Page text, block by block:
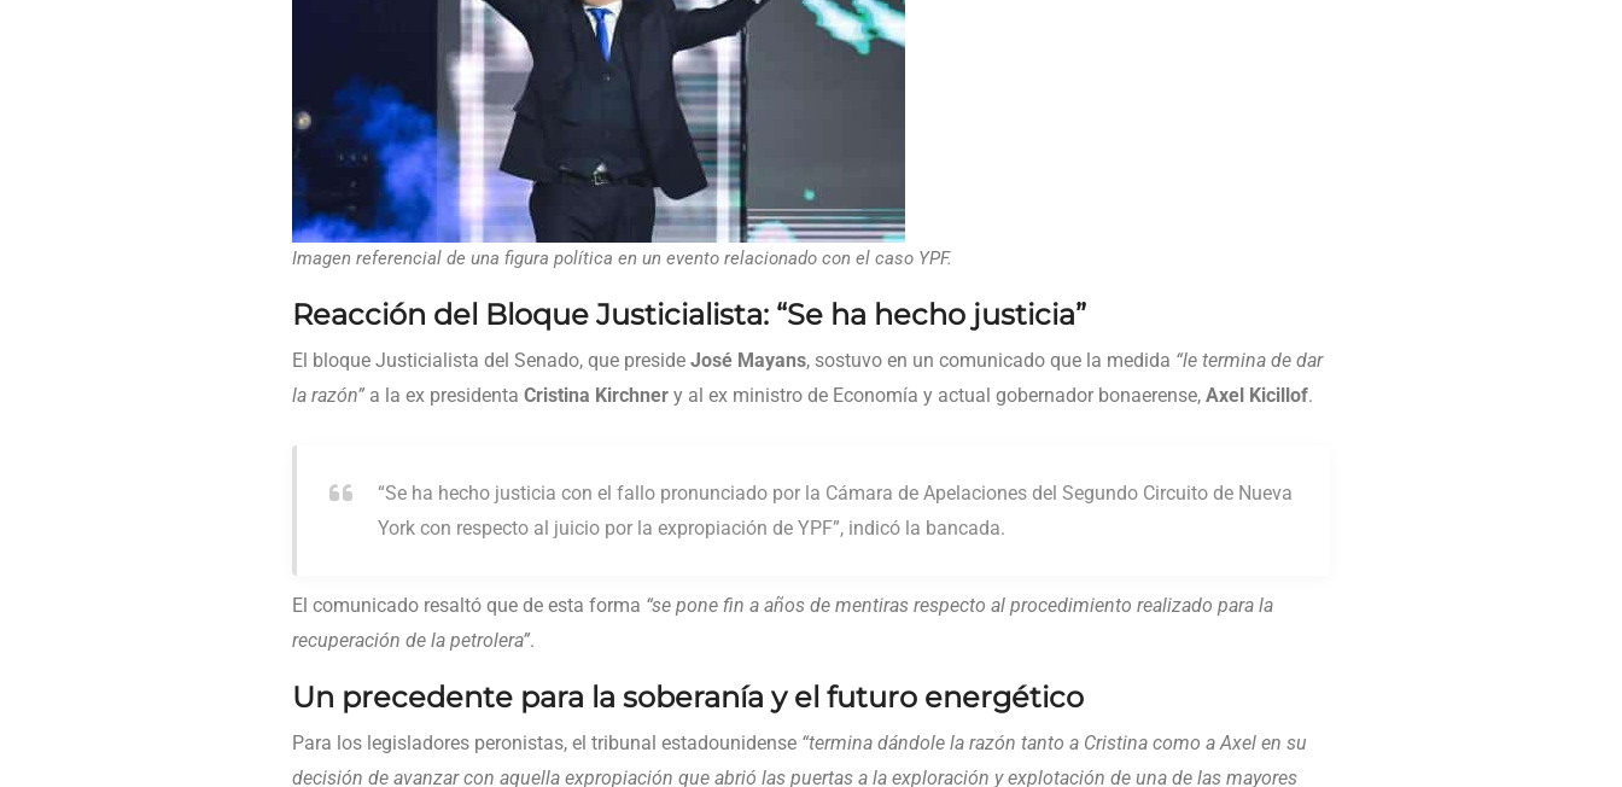
Imagen referencial de una figura política en un evento relacionado con el caso YPF.
Reacción del Bloque Justicialista: “Se ha hecho justicia”
El bloque Justicialista del Senado, que preside José Mayans, sostuvo en un comunicado que la medida “le termina de dar
la razón” a la ex presidenta Cristina Kirchner y al ex ministro de Economía y actual gobernador bonaerense, Axel Kicillof.
“Se ha hecho justicia con el fallo pronunciado por la Cámara de Apelaciones del Segundo Circuito de Nueva
York con respecto al juicio por la expropiación de YPF”, indicó la bancada.
El comunicado resaltó que de esta forma “se pone fin a años de mentiras respecto al procedimiento realizado para la
recuperación de la petrolera”.
Un precedente para la soberanía y el futuro energético
Para los legisladores peronistas, el tribunal estadounidense “termina dándole la razón tanto a Cristina como a Axel en su
decisión de avanzar con aquella expropiación que abrió las puertas a la exploración y explotación de una de las mayores